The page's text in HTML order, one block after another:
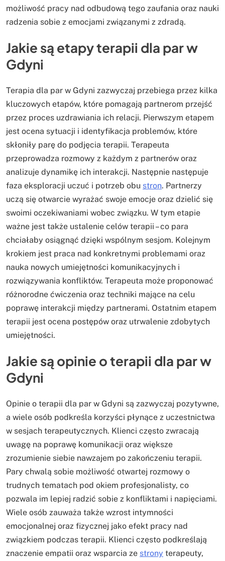
możliwość pracy nad odbudową tego zaufania oraz nauki
radzenia sobie z emocjami związanymi z zdradą.
Jakie są etapy terapii dla par w
Gdyni
Terapia dla par w Gdyni zazwyczaj przebiega przez kilka
kluczowych etapów, które pomagają partnerom przejść
przez proces uzdrawiania ich relacji. Pierwszym etapem
jest ocena sytuacji i identyfikacja problemów, które
skłoniły parę do podjęcia terapii. Terapeuta
przeprowadza rozmowy z każdym z partnerów oraz
analizuje dynamikę ich interakcji. Następnie następuje
faza eksploracji uczuć i potrzeb obu stron. Partnerzy
uczą się otwarcie wyrażać swoje emocje oraz dzielić się
swoimi oczekiwaniami wobec związku. W tym etapie
ważne jest także ustalenie celów terapii – co para
chciałaby osiągnąć dzięki wspólnym sesjom. Kolejnym
krokiem jest praca nad konkretnymi problemami oraz
nauka nowych umiejętności komunikacyjnych i
rozwiązywania konfliktów. Terapeuta może proponować
różnorodne ćwiczenia oraz techniki mające na celu
poprawę interakcji między partnerami. Ostatnim etapem
terapii jest ocena postępów oraz utrwalenie zdobytych
umiejętności.
Jakie są opinie o terapii dla par w
Gdyni
Opinie o terapii dla par w Gdyni są zazwyczaj pozytywne,
a wiele osób podkreśla korzyści płynące z uczestnictwa
w sesjach terapeutycznych. Klienci często zwracają
uwagę na poprawę komunikacji oraz większe
zrozumienie siebie nawzajem po zakończeniu terapii.
Pary chwalą sobie możliwość otwartej rozmowy o
trudnych tematach pod okiem profesjonalisty, co
pozwala im lepiej radzić sobie z konfliktami i napięciami.
Wiele osób zauważa także wzrost intymności
emocjonalnej oraz fizycznej jako efekt pracy nad
związkiem podczas terapii. Klienci często podkreślają
znaczenie empatii oraz wsparcia ze strony terapeuty,